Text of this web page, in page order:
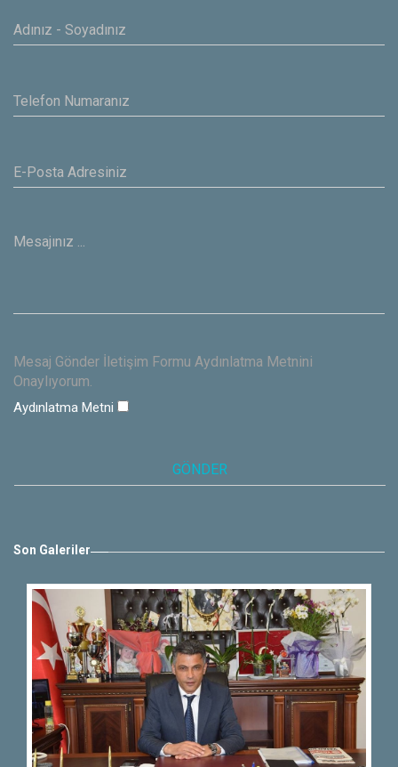
Mesaj Gönder İletişim Formu Aydınlatma Metnini
Onaylıyorum.
Aydınlatma Metni
Son Galeriler